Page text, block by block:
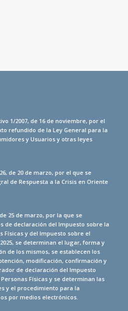
1/2007, de 16 de noviembre, por el
refundido de la Ley General para la
y Usuarios y otras leyes
de 20 de marzo, por el que se
de Respuesta a la Crisis en Oriente
25 de marzo, por la que se
de declaración del Impuesto sobre la
Físicas y del Impuesto sobre el
se determinan el lugar, forma y
de los mismos, se establecen los
modificación, confirmación y
de declaración del Impuesto
Físicas y se determinan las
y el procedimiento para la
por medios electrónicos.